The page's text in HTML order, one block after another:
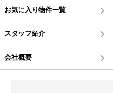
お気に入り物件一覧
スタッフ紹介
会社概要